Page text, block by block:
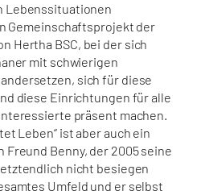
Lebenssituationen
Gemeinschaftsprojekt der
Hertha BSC, bei der sich
mit schwierigen
sich für diese
diese Einrichtungen für alle
präsent machen.
Leben“ ist aber auch ein
Freund Benny, der 2005 seine
nicht besiegen
Umfeld und er selbst